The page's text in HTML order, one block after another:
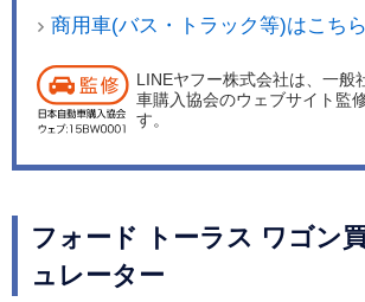
商用車(バス・トラック等)はこちら
LINEヤフー株式会社は、一般
車購入協会のウェブサイト監
す。
フォード トーラス ワゴン
ュレーター